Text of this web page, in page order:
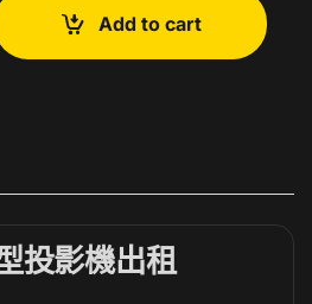
quantity Add to cart
投影機出租